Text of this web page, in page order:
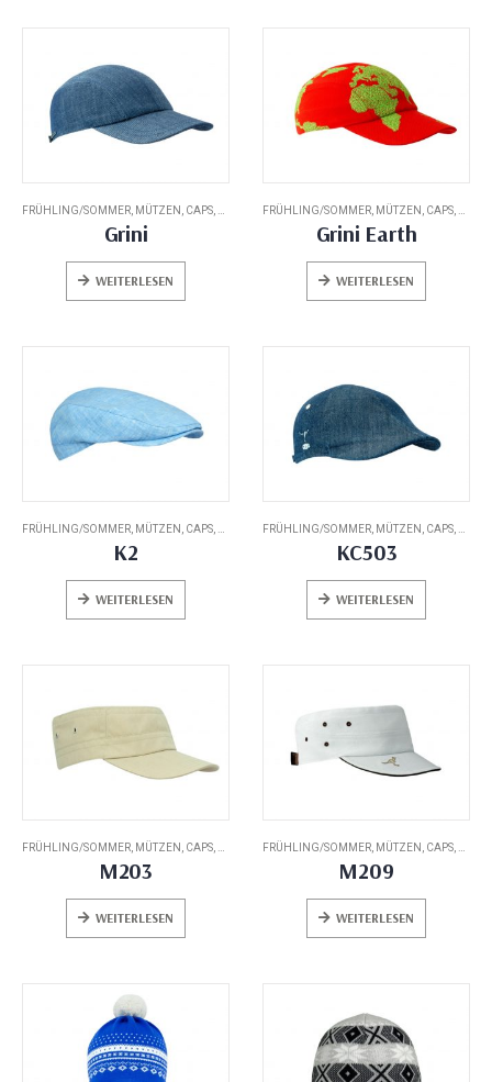
FRÜHLING/SOMMER MÜTZEN, CAPS, HATS
Grini
WEITERLESEN
FRÜHLING/SOMMER MÜTZEN, CAPS, HATS
Grini Earth
WEITERLESEN
FRÜHLING/SOMMER MÜTZEN, CAPS, HATS
K2
WEITERLESEN
FRÜHLING/SOMMER MÜTZEN, CAPS, HATS
KC503
WEITERLESEN
FRÜHLING/SOMMER, MÜTZEN, CAPS, HATS
M203
WEITERLESEN
FRÜHLING/SOMMER, MÜTZEN, CAPS, HATS
M209
WEITERLESEN